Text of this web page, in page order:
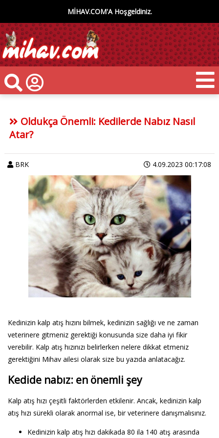
MİHAV.COM'A Hoşgeldiniz.
Oldukça Önemli: Kedilerde Nabız Nasıl
Atar?
BRK 4.09.2023 00:17:08
Kedinizin kalp atış hızını bilmek, kedinizin sağlığı ve ne zaman
veterinere gitmeniz gerektiği konusunda size daha iyi fikir
verebilir. Kalp atış hızınızı belirlerken nelere dikkat etmeniz
gerektiğini Mihav ailesi olarak size bu yazıda anlatacağız.
Kedide nabız: en önemli şey
Kalp atış hızı çeşitli faktörlerden etkilenir. Ancak, kedinizin kalp
atış hızı sürekli olarak anormal ise, bir veterinere danışmalısınız.
Kedinizin kalp atış hızı dakikada 80 ila 140 atış arasında